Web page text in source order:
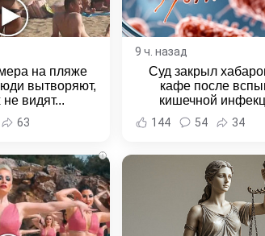
на пляже
вытворяют,
не видят...
63
9 ч. назад
Суд закрыл
кафе после
кишечной
Новости
Хабаровского
144 54 34
i